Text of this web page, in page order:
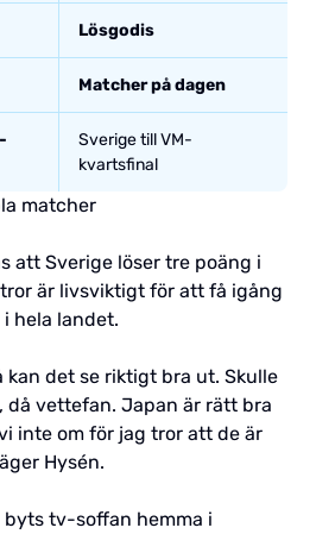
Lösgodis
Matcher på dagen
Sverige till VM-
kvartsfinal
matcher
att Sverige löser tre poäng i
är livsviktigt för att få igång
hela landet.
kan det se riktigt bra ut. Skulle
då vettefan. Japan är rätt bra
inte om för jag tror att de är
Hysén.
byts tv-soffan hemma i